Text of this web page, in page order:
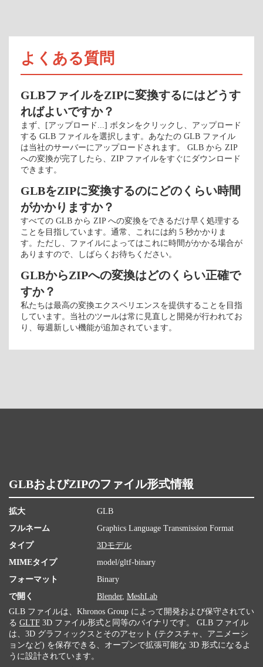
よくある質問
GLBファイルをZIPに変換するにはどうす
ればよいですか？
まず、[アップロード...] ボタンをクリックし、アップロード
する GLB ファイルを選択します。あなたの GLB ファイル
は当社のサーバーにアップロードされます。 GLB から ZIP
への変換が完了したら、ZIP ファイルをすぐにダウンロード
できます。
GLBをZIPに変換するのにどのくらい時間
がかかりますか？
すべての GLB から ZIP への変換をできるだけ早く処理する
ことを目指しています。通常、これには約 5 秒かかりま
す。ただし、ファイルによってはこれに時間がかかる場合が
ありますので、しばらくお待ちください。
GLBからZIPへの変換はどのくらい正確で
すか？
私たちは最高の変換エクスペリエンスを提供することを目指
しています。当社のツールは常に見直しと開発が行われてお
り、毎週新しい機能が追加されています。
GLBおよびZIPのファイル形式情報
拡大
GLB
フルネーム
Graphics Language Transmission Format
タイプ
3Dモデル
MIMEタイプ
model/gltf-binary
フォーマット
Binary
で開く
Blender, MeshLab
GLB ファイルは、Khronos Group によって開発および保守されてい
る GLTF 3D ファイル形式と同等のバイナリです。 GLB ファイル
は、3D グラフィックスとそのアセット (テクスチャ、アニメーシ
ョンなど) を保存できる、オープンで拡張可能な 3D 形式になるよ
うに設計されています。